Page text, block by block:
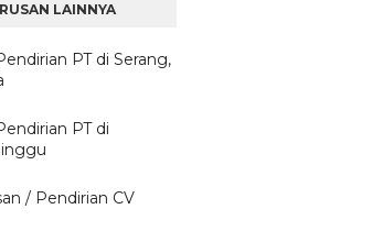
LAINNYA
PT di Serang,
PT di
/ Pendirian CV